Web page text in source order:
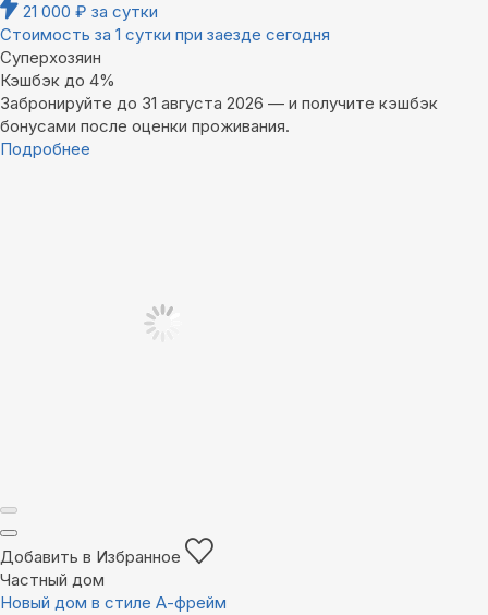
21 000 ₽ за сутки
Стоимость за 1 сутки при заезде сегодня
Суперхозяин
Кэшбэк до 4%
Забронируйте до 31 августа 2026 — и получите кэшбэк
бонусами после оценки проживания.
Подробнее
Добавить в Избранное
Частный дом
Новый дом в стиле А-фрейм